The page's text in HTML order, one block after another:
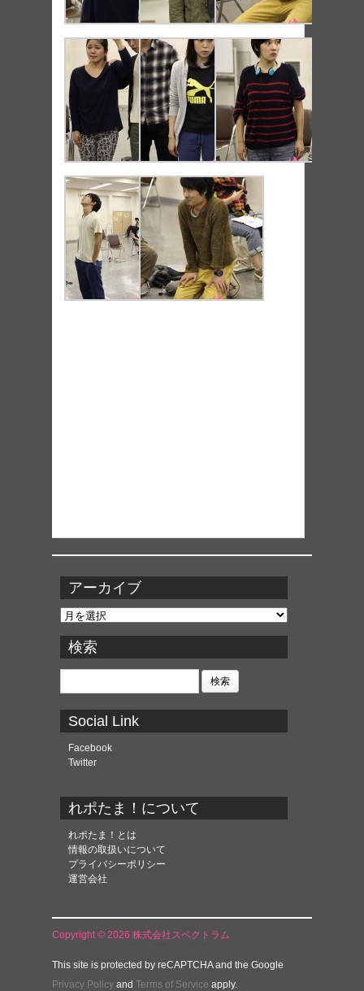
アーカイブ
ア
カ
イ
ブ
検索
検
Social Link
Facebook
Twitter
れポたま！について
れポたま！とは
情報の取扱いについて
プライバシーポリシー
運営会社
Copyright © 2026 株式会社スペクトラム
This site is protected by reCAPTCHA and the Google
Privacy Policy and Terms of Service apply.